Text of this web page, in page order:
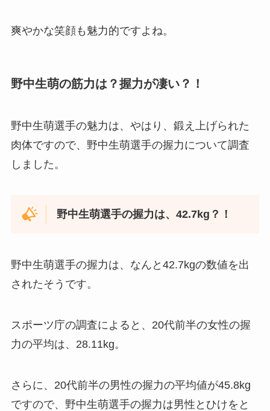
爽やかな笑顔も魅力的ですよね。
野中生萌の筋力は？握力が凄い？！
野中生萌選手の魅力は、やはり、鍛え上げられた
肉体ですので、野中生萌選手の握力について調査
しました。
野中生萌選手の握力は、42.7kg？！
野中生萌選手の握力は、なんと42.7kgの数値を出
されたそうです。
スポーツ庁の調査によると、20代前半の女性の握
力の平均は、28.11kg。
さらに、20代前半の男性の握力の平均値が45.8kg
ですので、野中生萌選手の握力は男性とひけをと